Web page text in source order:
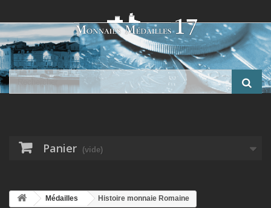
Panier (vide)
Médailles Histoire monnaie Romaine